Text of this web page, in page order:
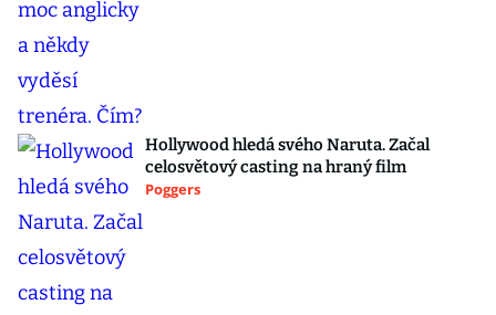
Hollywood hledá svého Naruta. Začal
celosvětový casting na hraný film
Poggers